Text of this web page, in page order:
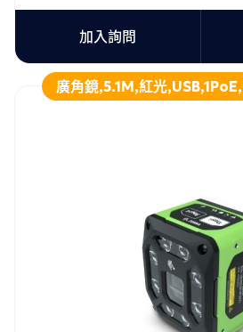
加入詢問
廣角鏡,5.1M,紅光